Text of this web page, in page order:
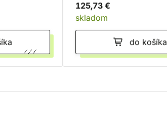
125,73 €
skladom
do košíka